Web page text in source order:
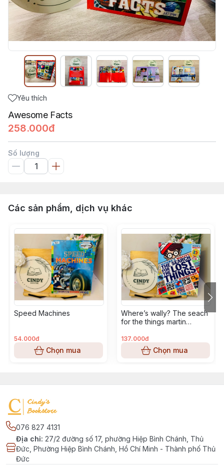
Yêu thích
Awesome Facts
258.000đ
Số lượng
Các sản phẩm, dịch vụ khác
Speed Machines
54.000đ
Chọn mua
Where’s wally? The seach
for the things martin
137.000đ
Chọn mua
076 827 4131
Địa chỉ: 27/2 đường số 17, phường Hiệp Bình Chánh, Thủ
Đức, Phường Hiệp Bình Chánh, Hồ Chí Minh - Thành phố Thủ
Đức